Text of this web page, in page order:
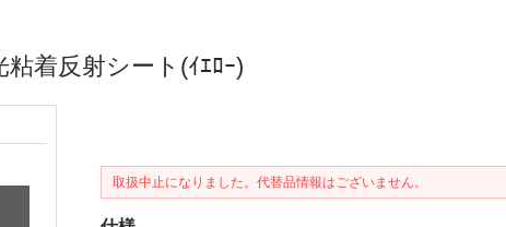
着反射シート(ｲｴﾛｰ)
取扱中止になりました。代替品情報はございません。